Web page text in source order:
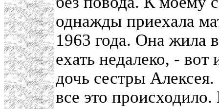
однажды приехала
1963 года. Она жила
ехать недалеко, - вот
дочь сестры
все это